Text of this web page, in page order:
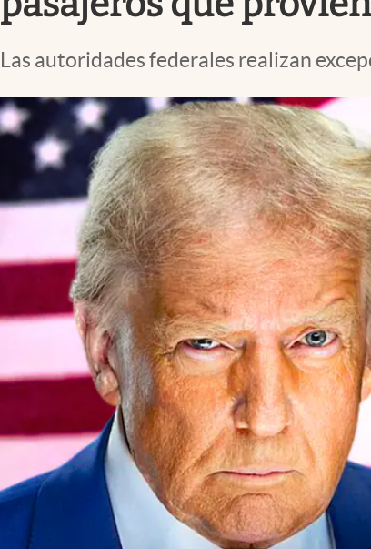
Lifestyle
Las autoridades federales realizan